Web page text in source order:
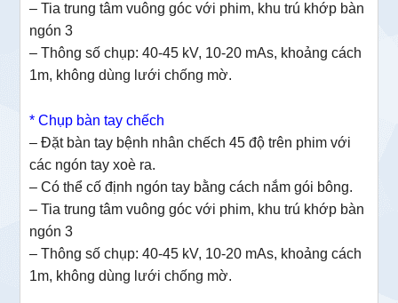
– Tia trung tâm vuông góc với phim, khu trú khớp bàn
ngón 3
– Thông số chụp: 40-45 kV, 10-20 mAs, khoảng cách
1m, không dùng lưới chống mờ.
* Chụp bàn tay chếch
– Đặt bàn tay bệnh nhân chếch 45 độ trên phim với
các ngón tay xoè ra.
– Có thể cố định ngón tay bằng cách nắm gói bông.
– Tia trung tâm vuông góc với phim, khu trú khớp bàn
ngón 3
– Thông số chụp: 40-45 kV, 10-20 mAs, khoảng cách
1m, không dùng lưới chống mờ.